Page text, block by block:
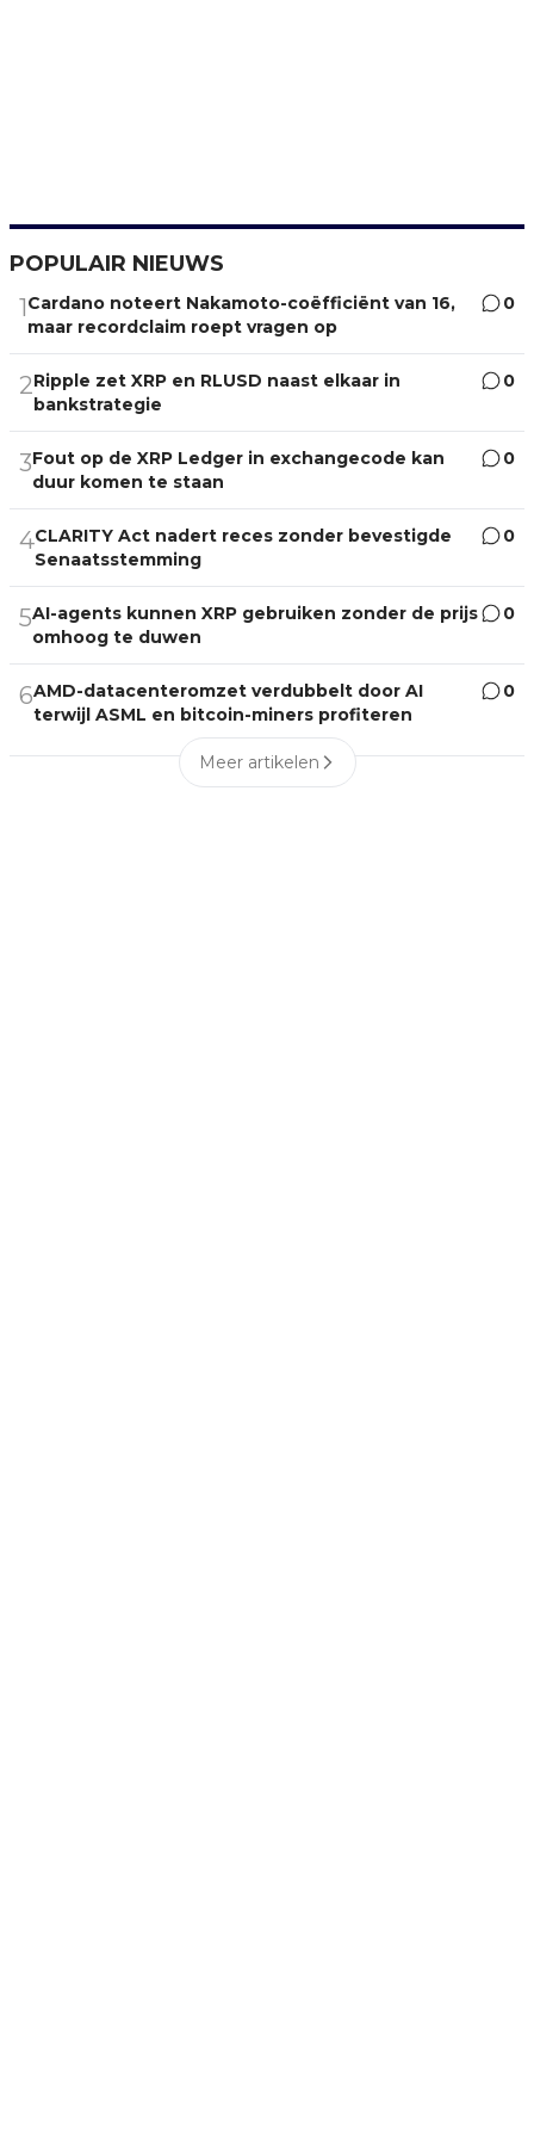
POPULAIR NIEUWS
1Cardano noteert Nakamoto-coëfficiënt van 16,
maar recordclaim roept vragen op
0
2Ripple zet XRP en RLUSD naast elkaar in
bankstrategie
0
3Fout op de XRP Ledger in exchangecode kan
duur komen te staan
0
4CLARITY Act nadert reces zonder bevestigde
Senaatsstemming
0
5AI-agents kunnen XRP gebruiken zonder de prijs
omhoog te duwen
0
6AMD-datacenteromzet verdubbelt door AI
terwijl ASML en bitcoin-miners profiteren
0
Meer artikelen